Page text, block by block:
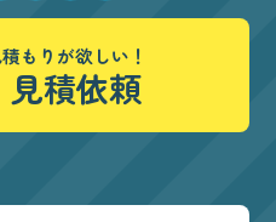
もりが欲しい！
見積依頼